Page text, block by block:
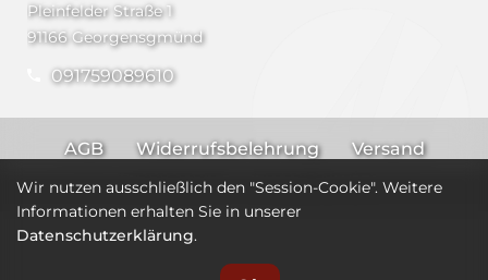
Pleinfelder Straße 1
91166 Georgensgmünd
091759089610
AGB Widerrufsbelehrung
Versand
Impressum
Datenschutz
Wir nutzen ausschließlich den "Session-Cookie". Weitere
Informationen erhalten Sie in unserer
Datenschutzerklärung.